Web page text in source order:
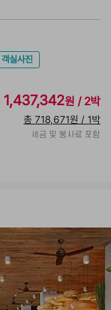
객실사진
1,437,342원 / 2박
총 718,671원 / 1박
세금 및 봉사료 포함